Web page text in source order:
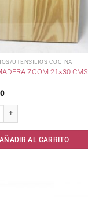
UTENSILIOS COCINA
ZOOM 21×30 CMS
AÑADIR AL CARRITO